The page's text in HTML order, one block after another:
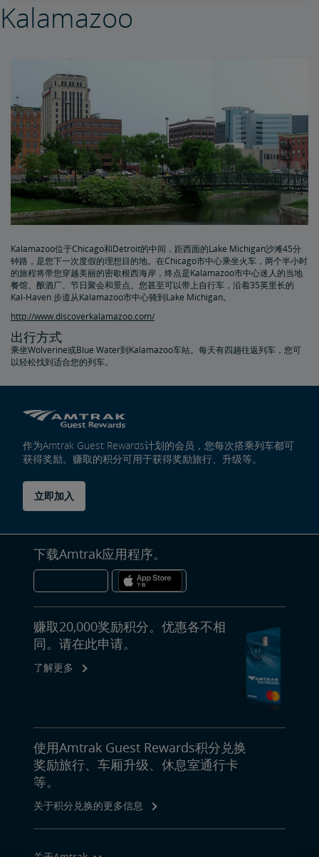
Kalamazoo
Kalamazoo位于Chicago和Detroit的中间，距西面的Lake Michigan沙滩45分
钟路，是您下一次度假的理想目的地。在Chicago市中心乘坐火车，两个半小时
的旅程将带您穿越美丽的密歇根西海岸，终点是Kalamazoo市中心迷人的当地
餐馆、酿酒厂、节日聚会和景点。您甚至可以带上自行车，沿着35英里长的
Kal-Haven 步道从Kalamazoo市中心骑到Lake Michigan。
http://www.discoverkalamazoo.com/
出行方式
乘坐Wolverine或Blue Water到Kalamazoo车站。每天有四趟往返列车，您可
以轻松找到适合您的列车。
作为Amtrak Guest Rewards计划的会员，您每次搭乘列车都可
获得奖励。赚取的积分可用于获得奖励旅行、升级等。
立即加入
下载Amtrak应用程序。
赚取20,000奖励积分。优惠各不相
同。请在此申请。
了解更多
使用Amtrak Guest Rewards积分兑换
奖励旅行、车厢升级、休息室通行卡
等。
关于积分兑换的更多信息